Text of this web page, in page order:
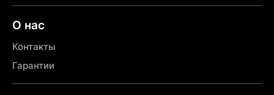
О нас
Контакты
Гарантии